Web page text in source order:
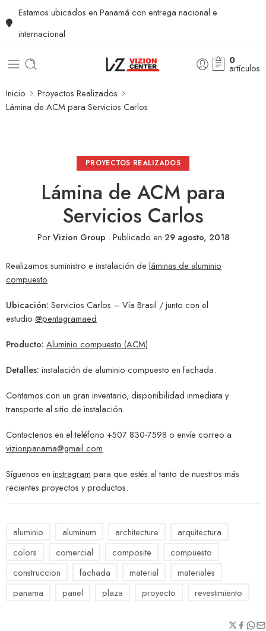
Estamos ubicados en Panamá con entrega nacional e
internacional
0
artículos
Inicio
Proyectos Realizados
Lámina de ACM para Servicios Carlos
PROYECTOS REALIZADOS
Lámina de ACM para
Servicios Carlos
PorVizion Group . Publicado en 29 agosto, 2018
Realizamos suministro e instalación de láminas de aluminio
compuesto
Ubicación: Servicios Carlos – Vía Brasil / junto con el
estudio @pentagramaed
Producto: Aluminio compuesto (ACM)
Detalles: instalación de aluminio compuesto en fachada.
Contamos con un gran inventario, disponibilidad inmediata y
transporte al sitio de instalación.
Contactenos en el teléfono +507 830-7598 o envíe correo a
vizionpanama@gmail.com
Síguenos en instragram para que estés al tanto de nuestros más
recientes proyectos y productos.
aluminio aluminum architecture
arquitectura
colors
comercial composite
compuesto
construccion
fachada material
materiales
panama
panel plaza proyecto revestimiento